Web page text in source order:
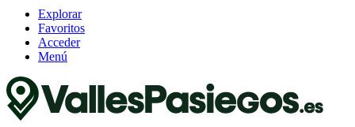
Explorar
Favoritos
Acceder
Menú